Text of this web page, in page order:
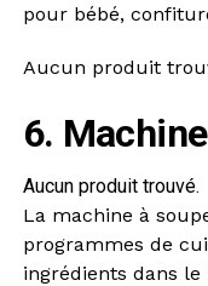
pour bébé,
Aucun produit
6.
Aucun produit trouvé.
La machine à
programmes de
ingrédients dans